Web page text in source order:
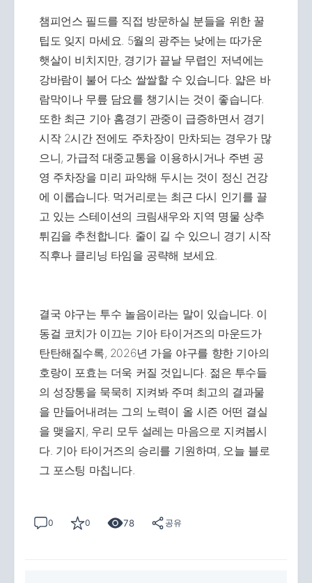
챔피언스 필드를 직접 방문하실 분들을 위한 꿀
팁도 잊지 마세요. 5월의 광주는 낮에는 따가운
햇살이 비치지만, 경기가 끝날 무렵인 저녁에는
강바람이 불어 다소 쌀쌀할 수 있습니다. 얇은 바
람막이나 무릎 담요를 챙기시는 것이 좋습니다.
또한 최근 기아 홈경기 관중이 급증하면서 경기
시작 2시간 전에도 주차장이 만차되는 경우가 많
으니, 가급적 대중교통을 이용하시거나 주변 공
영 주차장을 미리 파악해 두시는 것이 정신 건강
에 이롭습니다. 먹거리로는 최근 다시 인기를 끌
고 있는 스테이션의 크림새우와 지역 명물 상추
튀김을 추천합니다. 줄이 길 수 있으니 경기 시작
직후나 클리닝 타임을 공략해 보세요.
결국 야구는 투수 놀음이라는 말이 있습니다. 이
동걸 코치가 이끄는 기아 타이거즈의 마운드가
탄탄해질수록, 2026년 가을 야구를 향한 기아의
호랑이 포효는 더욱 커질 것입니다. 젊은 투수들
의 성장통을 묵묵히 지켜봐 주며 최고의 결과물
을 만들어내려는 그의 노력이 올 시즌 어떤 결실
을 맺을지, 우리 모두 설레는 마음으로 지켜봅시
다. 기아 타이거즈의 승리를 기원하며, 오늘 블로
그 포스팅 마칩니다.
0 0 78 공유